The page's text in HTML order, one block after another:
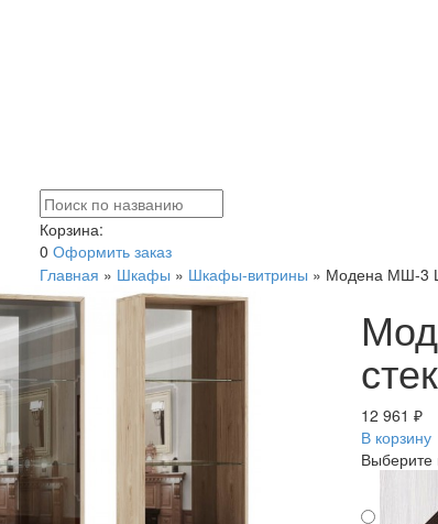
Корзина:
0 Оформить заказ
Главная » Шкафы » Шкафы-витрины » Модена МШ-3
12 961 ₽
В корзину
Выберите